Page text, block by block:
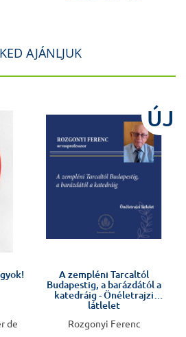
AJÁNLJUK
de
ÚJ
A zempléni Tarcaltól
Budapestig, a barázdától a
katedráig - Önéletrajzi
látlelet
Rozgonyi Ferenc